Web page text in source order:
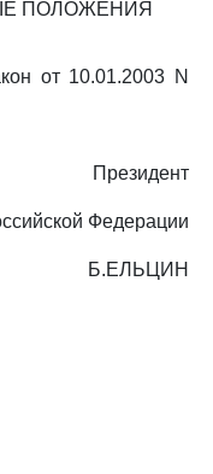
ПОЛОЖЕНИЯ
от 10.01.2003 N
Президент
Федерации
Б.ЕЛЬЦИН